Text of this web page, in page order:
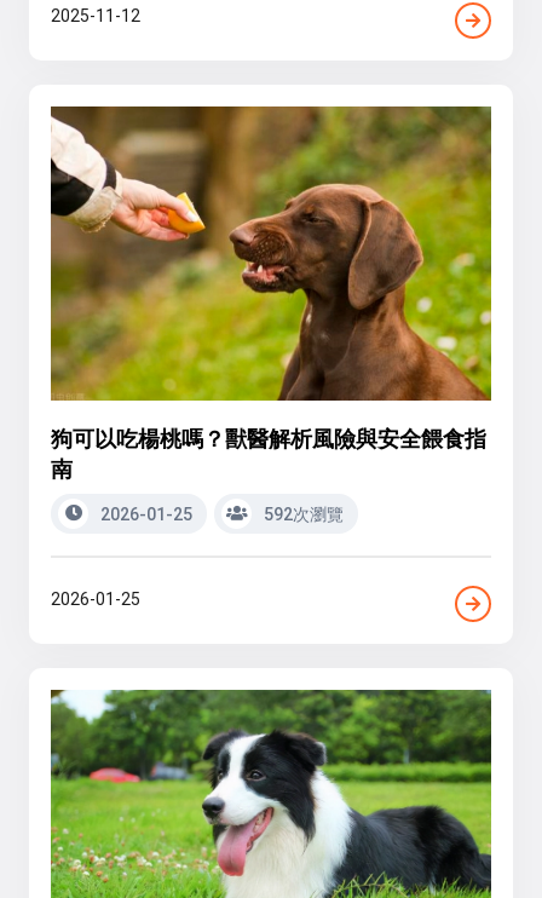
2025-11-12
狗可以吃楊桃嗎？獸醫解析風險與安全餵食指
南
2026-01-25 592次瀏覽
2026-01-25